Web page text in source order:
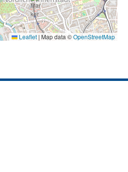
Leaflet | Map data ©OpenStreetMap